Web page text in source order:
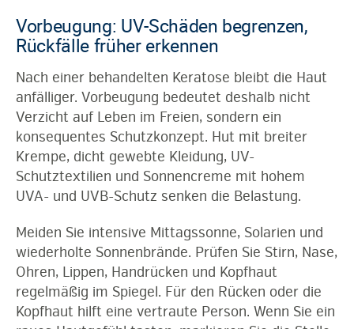
Vorbeugung: UV-Schäden begrenzen,
Rückfälle früher erkennen
Nach einer behandelten Keratose bleibt die Haut
anfälliger. Vorbeugung bedeutet deshalb nicht
Verzicht auf Leben im Freien, sondern ein
konsequentes Schutzkonzept. Hut mit breiter
Krempe, dicht gewebte Kleidung, UV-
Schutztextilien und Sonnencreme mit hohem
UVA- und UVB-Schutz senken die Belastung.
Meiden Sie intensive Mittagssonne, Solarien und
wiederholte Sonnenbrände. Prüfen Sie Stirn, Nase,
Ohren, Lippen, Handrücken und Kopfhaut
regelmäßig im Spiegel. Für den Rücken oder die
Kopfhaut hilft eine vertraute Person. Wenn Sie ein